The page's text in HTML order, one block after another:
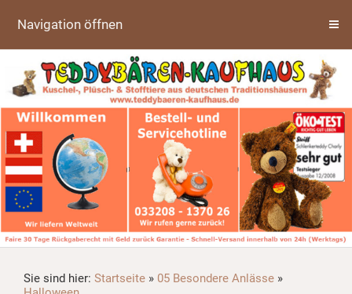
Navigation öffnen
Sie sind hier: Startseite » 05 Besondere Anlässe »